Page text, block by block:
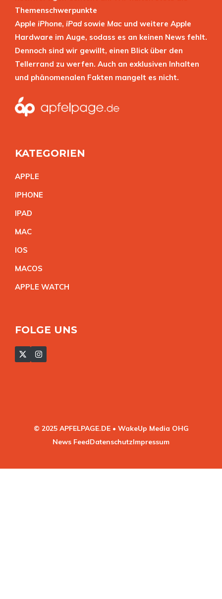
Themenschwerpunkte
Apple iPhone, iPad sowie Mac und weitere Apple
Hardware im Auge, sodass es an keinen News fehlt.
Dennoch sind wir gewillt, einen Blick über den
Tellerrand zu werfen. Auch an exklusiven Inhalten
und phänomenalen Fakten mangelt es nicht.
KATEGORIEN
APPLE
IPHONE
IPAD
MAC
IOS
MACOS
APPLE WATCH
FOLGE UNS
© 2025 APFELPAGE.DE • WakeUp Media OHG
News FeedDatenschutzImpressum